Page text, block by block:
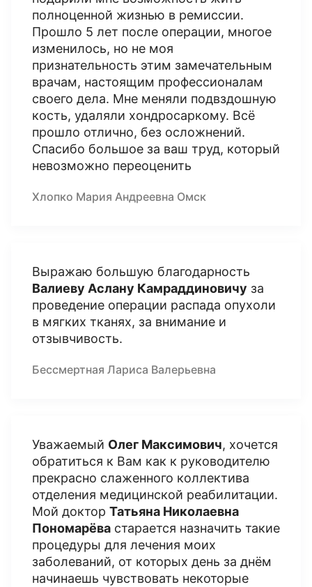
полноценной жизнью в ремиссии.
Прошло 5 лет после операции, многое
изменилось, но не моя
признательность этим замечательным
врачам, настоящим профессионалам
своего дела. Мне меняли подвздошную
кость, удаляли хондросаркому. Всё
прошло отлично, без осложнений.
Спасибо большое за ваш труд, который
невозможно переоценить
Хлопко Мария Андреевна Омск
Выражаю большую благодарность
Валиеву Аслану Камраддиновичу за
проведение операции распада опухоли
в мягких тканях, за внимание и
отзывчивость.
Бессмертная Лариса Валерьевна
Уважаемый Олег Максимович, хочется
обратиться к Вам как к руководителю
прекрасно слаженного коллектива
отделения медицинской реабилитации.
Мой доктор Татьяна Николаевна
Пономарёва старается назначить такие
процедуры для лечения моих
заболеваний, от которых день за днём
начинаешь чувствовать некоторые